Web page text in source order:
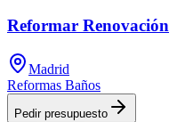
Reformar Renovación
Madrid
Reformas Baños
Pedir presupuesto